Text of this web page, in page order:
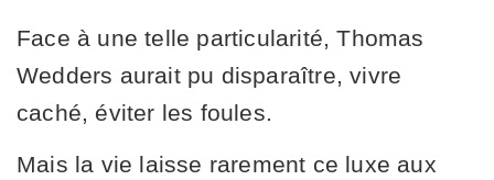
Face à une telle particularité, Thomas
Wedders aurait pu disparaître, vivre
caché, éviter les foules.
Mais la vie laisse rarement ce luxe aux